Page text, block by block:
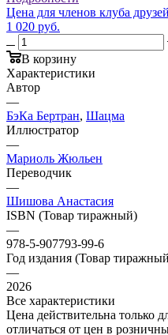
Цена для членов клуба
1 020 руб.
В корзину
Характеристики
Автор
—
БэКа Бертран, Шацма
Иллюстратор
—
Мариоль Жюльен
Переводчик
—
Шишова Анастасия
ISBN (Товар тиражный)
—
978-5-907793-99-6
Год издания (Товар
—
2026
Все характеристики
Цена действительна только
отличаться от цен в